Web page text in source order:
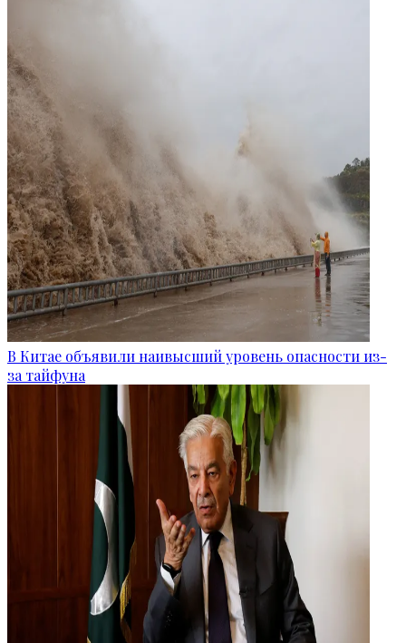
В Китае объявили наивысший уровень опасности из-
за тайфуна